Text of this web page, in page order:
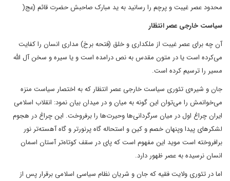
محدود عصر غیبت و پرچم را رسانید به ید مبارک صاحبش حضرت قائم (عج(
سیاست خارجی عصر انتظار
آن چه برای عصر غیبت از ملکداری و خلق (فتحه برخ) مداری انسان را کفایت
می‌کرده است یا در متون مقدس به نص درامده است و یا سیره و سخن آل الله
مسیر را ترسیم کرده است.
جان و شیره‌ی تئوری سیاست خارجی عصر انتظار که به اختصار سیاست منزه
می‌خوانمش را می‌توان این گونه به میان و در میدان بیان نمود: انقلاب اسلامی
ایران چراغ اول در میان سرگردانی‌ها وحیرت‌ها را برفروخت. این چراغ در هجوم
لشکر‌های پیدا وپنهان خصم و کین و استحاله گاه پرنورتر و گاه آهسته‌تر نور
برافروخته است موید این مفهوم است که پای در سقف کوتاه‌تر آستان اسمان
انسان نرسیده به عصر ظهور دارد.
اما در تئوری ولایت فقیه که جان و شریان نظام سیاسی اسلامی برقرار پس از